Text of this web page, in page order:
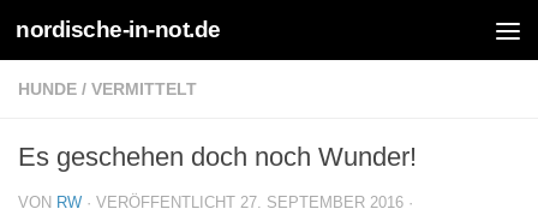
Zum Inhalt springen
nordische-in-not.de
HUNDE / VERMITTELT
Es geschehen doch noch Wunder!
VON RW · VERÖFFENTLICHT 27. SEPTEMBER 2016 ·